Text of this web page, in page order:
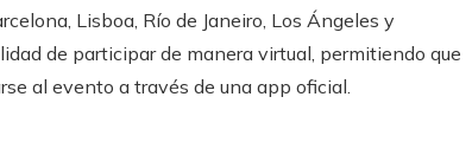
Lisboa, Río de Janeiro, Los Ángeles y
de participar de manera virtual, permitiendo que
al evento a través de una app oficial.